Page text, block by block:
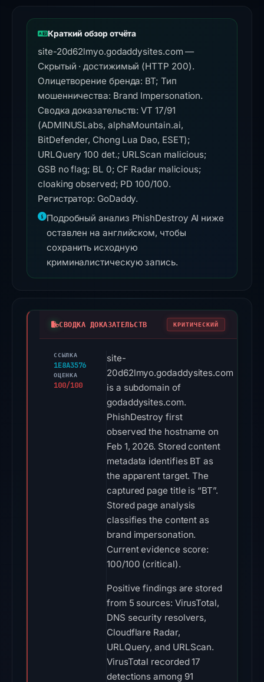
Краткий обзор отчёта
site-20d62lmyo.godaddysites.com —
Скрытый · достижимый (HTTP 200).
Олицетворение бренда: BT; Тип
мошенничества: Brand Impersonation.
Сводка доказательств: VT 17/91
(ADMINUSLabs, alphaMountain.ai,
BitDefender, Chong Lua Dao, ESET);
URLQuery 100 det.; URLScan malicious;
GSB no flag; BL 0; CF Radar malicious;
cloaking observed; PD 100/100.
Регистратор: GoDaddy.
Подробный анализ PhishDestroy AI ниже
оставлен на английском, чтобы
сохранить исходную
криминалистическую запись.
СВОДКА ДОКАЗАТЕЛЬСТВ КРИТИЧЕСКИЙ
ССЫЛКА
1E8A3576
ОЦЕНКА
100/100
site-
20d62lmyo.godaddysites.com
is a subdomain of
godaddysites.com.
PhishDestroy first
observed the hostname on
Feb 1, 2026. Stored content
metadata identifies BT as
the apparent target. The
captured page title is “BT”.
Stored page analysis
classifies the content as
brand impersonation.
Current evidence score:
100/100 (critical).
Positive findings are stored
from 5 sources: VirusTotal,
DNS security resolvers,
Cloudflare Radar,
URLQuery, and URLScan.
VirusTotal recorded 17
detections among 91